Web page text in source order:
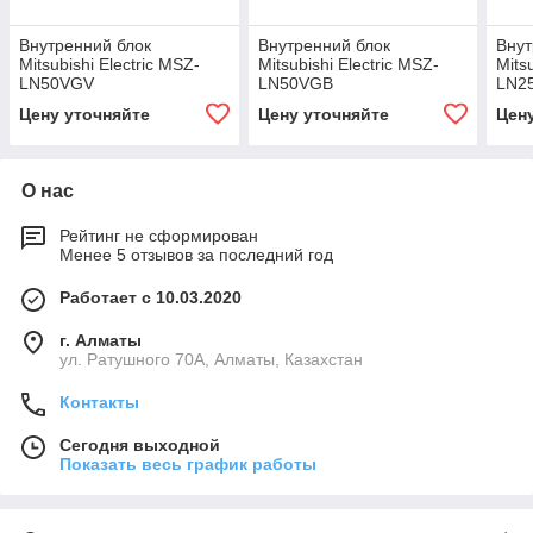
Внутренний блок
Mitsubishi Electric MSZ-
LN50VGV
Цену уточняйте
Внутренний блок
Mitsubishi Electric MSZ-
LN50VGB
Цену уточняйте
О нас
Рейтинг не сформирован
Менее 5 отзывов за последний год
Работает с 10.03.2020
г. Алматы
ул. Ратушного 70А, Алматы, Казахстан
Контакты
Сегодня выходной
Показать весь график работы